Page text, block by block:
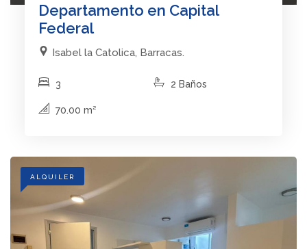
Departamento en Capital
Federal
Isabel la Catolica, Barracas.
3 2 Baños
70.00 m²
ALQUILER